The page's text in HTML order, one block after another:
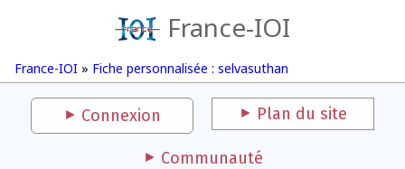
France-IOI
France-IOI » Fiche personnalisée : selvasuthan
Connexion Plan du site
Communauté